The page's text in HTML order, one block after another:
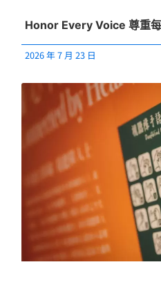
Honor Every Voice 尊重
2026 年 7 月 23 日